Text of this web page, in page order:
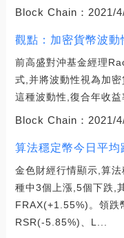
Block Chain： 2021/
觀點：加密貨幣波動
前高盛對沖基金經理
式,并將波動性視為加
這種波動性,復合年收益
Block Chain： 2021/
算法穩定幣今日平
金色財經行情顯示,算
種中3個上漲,5個下跌,
FRAX(+1.55%)。領跌
RSR(-5.85%)、L...